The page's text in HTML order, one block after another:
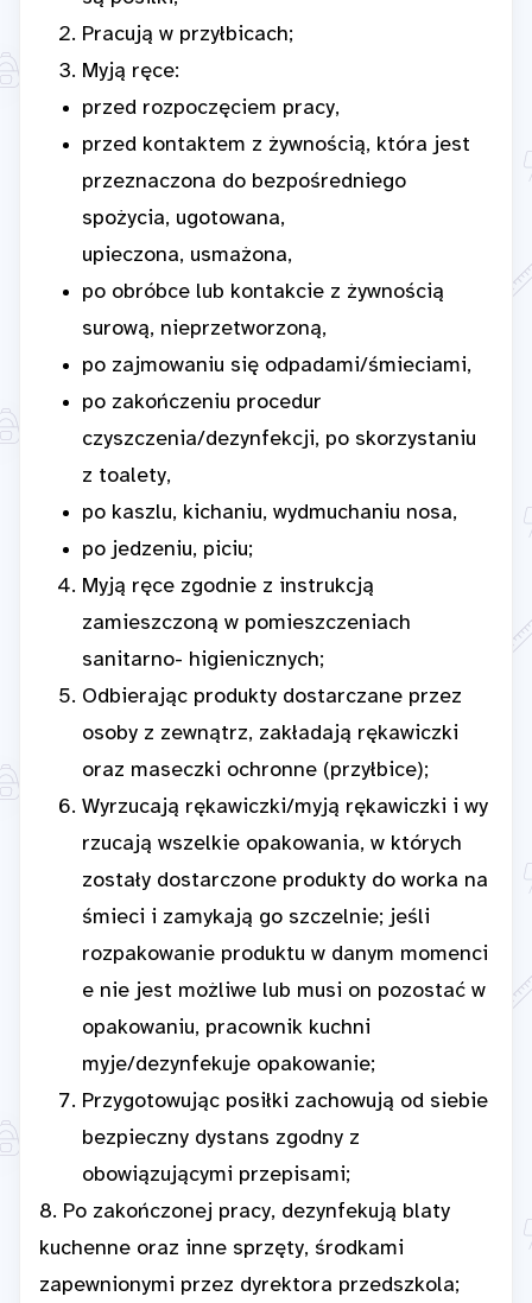
Pracują w przyłbicach;
Myją ręce:
przed rozpoczęciem pracy,
przed kontaktem z żywnością, która jest
przeznaczona do bezpośredniego
spożycia, ugotowana,
upieczona, usmażona,
po obróbce lub kontakcie z żywnością
surową, nieprzetworzoną,
po zajmowaniu się odpadami/śmieciami,
po zakończeniu procedur
czyszczenia/dezynfekcji, po skorzystaniu
z toalety,
po kaszlu, kichaniu, wydmuchaniu nosa,
po jedzeniu, piciu;
Myją ręce zgodnie z instrukcją
zamieszczoną w pomieszczeniach
sanitarno- higienicznych;
Odbierając produkty dostarczane przez
osoby z zewnątrz, zakładają rękawiczki
oraz maseczki ochronne (przyłbice);
Wyrzucają rękawiczki/myją rękawiczki i wy
rzucają wszelkie opakowania, w których
zostały dostarczone produkty do worka na
śmieci i zamykają go szczelnie; jeśli
rozpakowanie produktu w danym momenci
e nie jest możliwe lub musi on pozostać w
opakowaniu, pracownik kuchni
myje/dezynfekuje opakowanie;
Przygotowując posiłki zachowują od siebie
bezpieczny dystans zgodny z
obowiązującymi przepisami;
8. Po zakończonej pracy, dezynfekują blaty
kuchenne oraz inne sprzęty, środkami
zapewnionymi przez dyrektora przedszkola;